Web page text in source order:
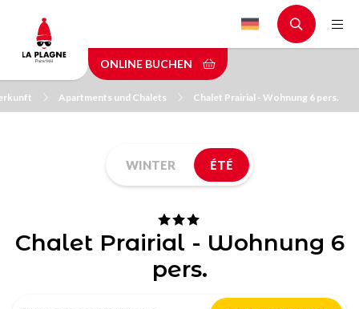
main
content
ONLINE BUCHEN
Apartments und Chalets Chalet Prairial - Wohnung 6 pers.
WINTER ÉTÉ
Chalet Prairial - Wohnung 6
pers.